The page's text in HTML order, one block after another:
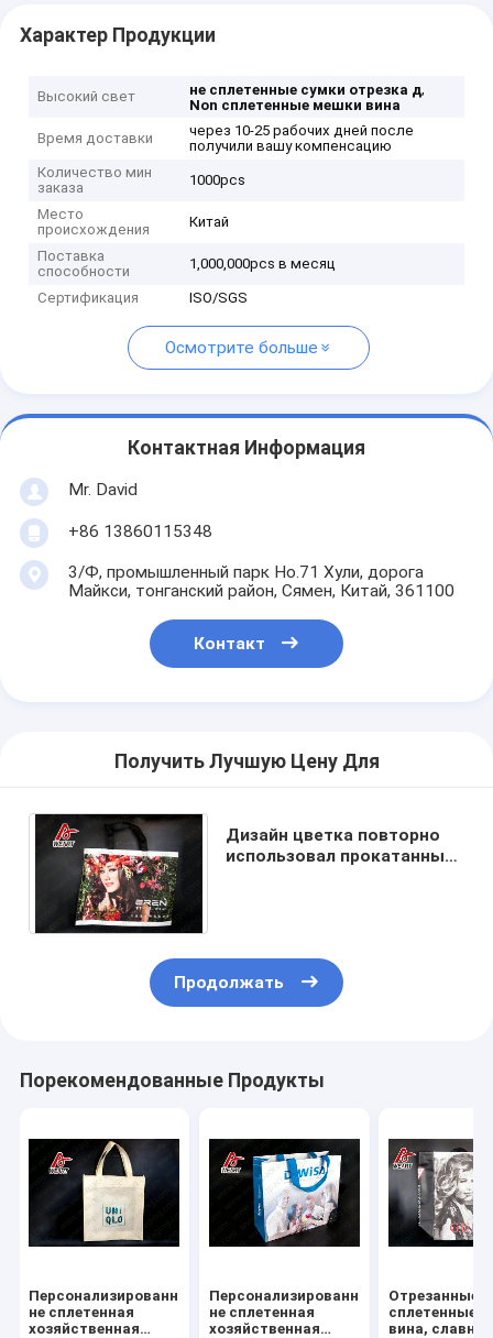
Характер Продукции
Высокий свет не сплетенные сумки отрезка д,
Non сплетенные мешки вина
Время доставки
через 10-25 рабочих дней после
получили вашу компенсацию
Количество мин
заказа
1000pcs
Место
происхождения
Китай
Поставка
способности
1,000,000pcs в месяц
Сертификация ISO/SGS
Осмотрите больше
Контактная Информация
Mr. David
+86 13860115348
3/Ф, промышленный парк Но.71 Хули, дорога
Майкси, тонганский район, Сямен, Китай, 361100
Контакт
Получить Лучшую Цену Для
Дизайн цветка повторно
использовал прокатанный
Продолжать
Порекомендованные Продукты
Персонализированная
не сплетенная
хозяйственная
Персонализированная
не сплетенная
хозяйственная
Отрезанные у
сплетенные
вина,